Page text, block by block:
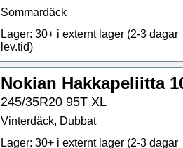
Sommardäck
Lager: 30+ i externt lager (2-3 dagar
lev.tid)
Nokian Hakkapeliitta
245/35R20 95T XL
Vinterdäck, Dubbat
Lager: 30+ i externt lager (2-3 dagar